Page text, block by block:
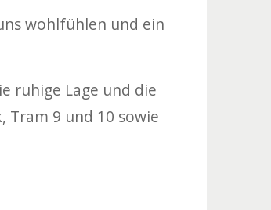
wohlfühlen und ein
ruhige Lage und die
Tram 9 und 10 sowie